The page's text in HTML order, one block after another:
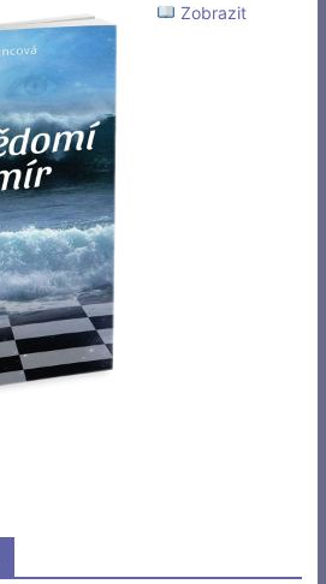
Zobrazit